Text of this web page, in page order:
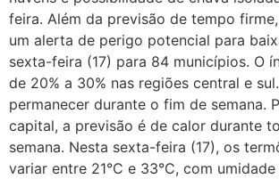
feira. Além da previsão de tempo
um alerta de perigo potencial para
sexta-feira (17) para 84 municípios. O
de 20% a 30% nas regiões central e
permanecer durante o fim de semana.
capital, a previsão é de calor durante
semana. Nesta sexta-feira (17), os
variar entre 21°C e 33°C, com